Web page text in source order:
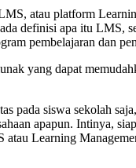
atau platform
definisi apa itu LMS,
pembelajaran dan
yang dapat
pada siswa sekolah
apapun. Intinya,
Learning